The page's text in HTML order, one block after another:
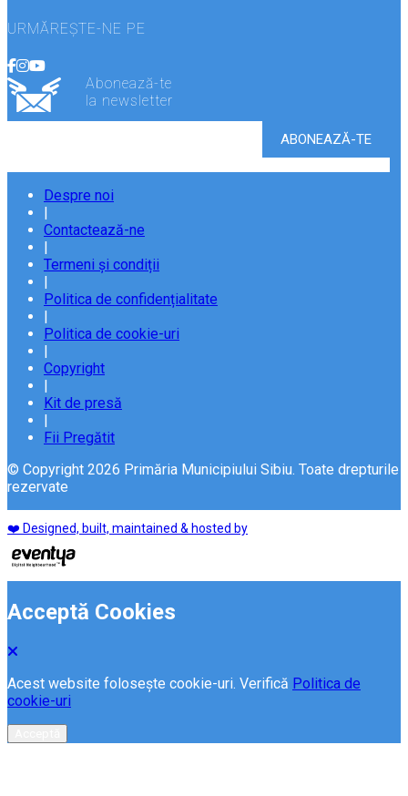
URMĂREȘTE-NE PE
Abonează-te
la newsletter
Despre noi
|
Contactează-ne
|
Termeni și condiții
|
Politica de confidențialitate
|
Politica de cookie-uri
|
Copyright
|
Kit de presă
|
Fii Pregătit
© Copyright 2026 Primăria Municipiului Sibiu. Toate drepturile
rezervate
❤️ Designed, built, maintained & hosted by
Acceptă Cookies
Acest website folosește cookie-uri. Verifică Politica de
cookie-uri